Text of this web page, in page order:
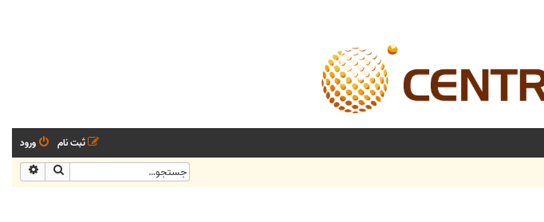
ورود
ثبت نام
جستجو